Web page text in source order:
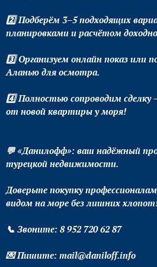
2️⃣ Подберём 3–5 подходящих
планировками и расчётом
3️⃣ Организуем онлайн показ или
Аланью для осмотра.
4️⃣ Полностью сопроводим
от новой квартиры у моря!
💬 «Данилофф»: ваш надёжный
турецкой недвижимости.
Доверьте покупку
видом на море без лишних
📞 Звоните: 8 952 720 62 87
💌 Пишите: mail@daniloff.info